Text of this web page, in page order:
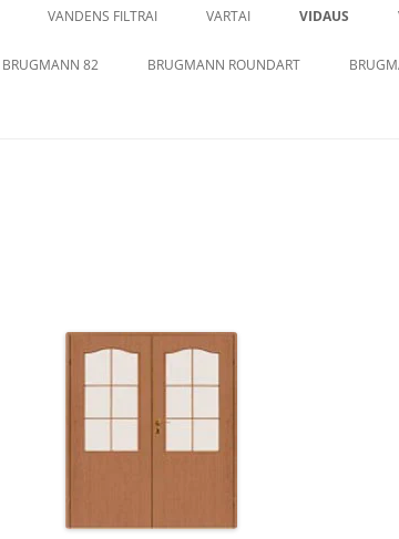
VANDENS FILTRAI
AQUAHOR FILTRAI AQUAPHOR S550
VARTAI VIDAUS
DURYS
BRUGMANN 82 BRUGMANN ROUNDART